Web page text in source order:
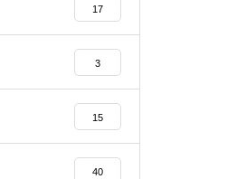
】naitre.hair（ネ
17
3
15
40